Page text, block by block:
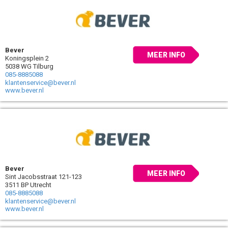
Bever
Koningsplein 2
5038 WG Tilburg
085-8885088
klantenservice@bever.nl
www.bever.nl
MEER INFO
Bever
Sint Jacobsstraat 121-123
3511 BP Utrecht
085-8885088
klantenservice@bever.nl
www.bever.nl
MEER INFO